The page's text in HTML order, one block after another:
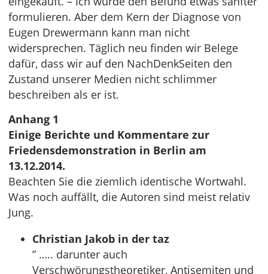
formulieren. Aber dem Kern der Diagnose von
Eugen Drewermann kann man nicht
widersprechen. Täglich neu finden wir Belege
dafür, dass wir auf den NachDenkSeiten den
Zustand unserer Medien nicht schlimmer
beschreiben als er ist.
Anhang 1
Einige Berichte und Kommentare zur
Friedensdemonstration in Berlin am
13.12.2014.
Beachten Sie die ziemlich identische Wortwahl.
Was noch auffällt, die Autoren sind meist relativ
Jung.
Christian Jakob in der taz
” ….. darunter auch
Verschwörungstheoretiker, Antisemiten und